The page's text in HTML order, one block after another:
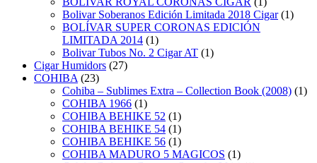
Bolivar Soberanos Edición Limitada 2018 Cigar (1)
BOLÍVAR SUPER CORONAS EDICIÓN
LIMITADA 2014 (1)
Bolivar Tubos No. 2 Cigar AT (1)
Cigar Humidors (27)
COHIBA (23)
Cohiba – Sublimes Extra – Collection Book (2008) (1)
COHIBA 1966 (1)
COHIBA BEHIKE 52 (1)
COHIBA BEHIKE 54 (1)
COHIBA BEHIKE 56 (1)
COHIBA MADURO 5 MAGICOS (1)